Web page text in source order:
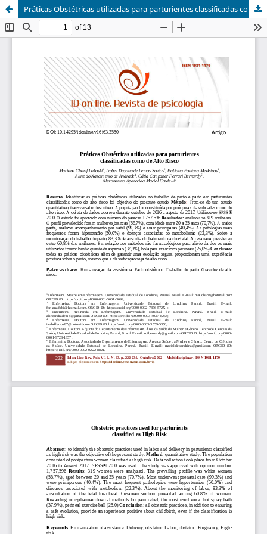
Práticas Obstétricas utilizadas para parturientes classificadas como de Alto Risco / Obstetric practices used for parturients classified as High Risk